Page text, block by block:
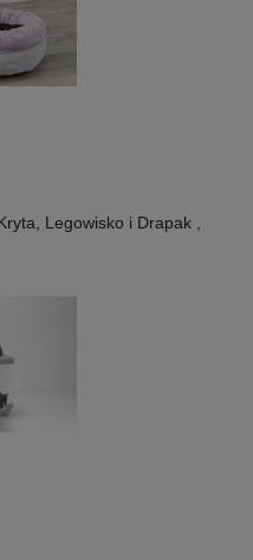
Legowisko i Drapak ,